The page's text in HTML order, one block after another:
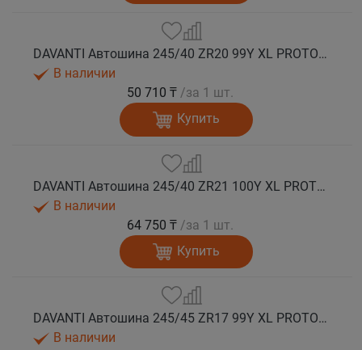
DAVANTI Автошина 245/40 ZR20 99Y XL PROTOURA SPORT RPR лето
В наличии
50 710 ₸ /за 1 шт.
Купить
DAVANTI Автошина 245/40 ZR21 100Y XL PROTOURA SPORT RPR лето
В наличии
64 750 ₸ /за 1 шт.
Купить
DAVANTI Автошина 245/45 ZR17 99Y XL PROTOURA SPORT RPR лето
В наличии